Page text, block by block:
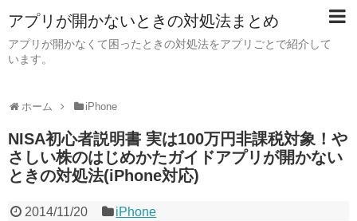
アプリが開かないときの対処法まとめ
アプリが開かなくて困ったときの対処法をアプリごとで紹介して
います。
ホーム iPhone
NISA初心者説明書 実は100万円非課税対象！や
さしい株のはじめかたガイドアプリが開かない
ときの対処法(iPhone対応)
2014/11/20 iPhone